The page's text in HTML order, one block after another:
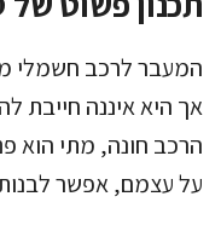
המעבר לרכב חשמלי
אך היא איננה חייבת
הרכב חונה, מתי הוא
על עצמם, אפשר